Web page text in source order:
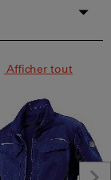
Afficher tout